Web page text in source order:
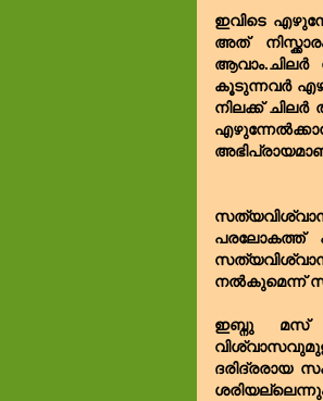
ഇവിടെ
അത്
ആവാം.ചിലർ
കൂടുന്നവർ
നിലക്ക് ചിലർ
പരലോകത്ത്
നൽകുമെന്ന്
ഇബ്നു മസ്
ദരിദ്രരായ